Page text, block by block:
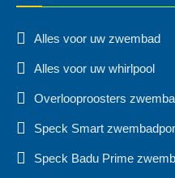
Alles voor uw zwembad
Alles voor uw whirlpool
Overlooproosters
Speck Smart
Speck Badu Prime